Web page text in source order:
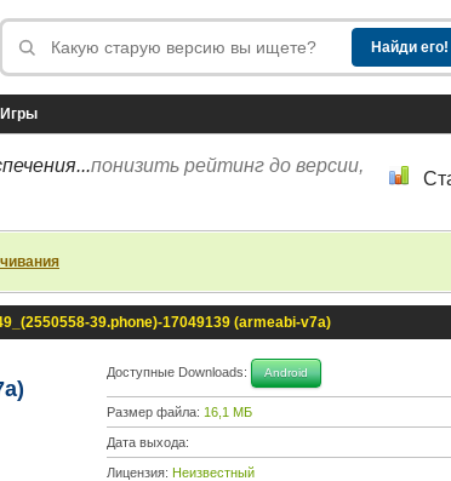
Игры
понизить рейтинг до версии,
39.phone)-17049139 (armeabi-v7a)
Доступные Downloads: Android
Размер файла: 16,1 МБ
Дата выхода:
Лицензия: Неизвестный